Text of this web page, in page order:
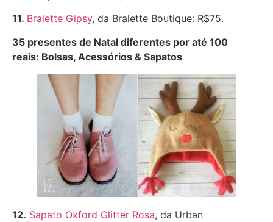
11. Bralette Gipsy, da Bralette Boutique: R$75.
35 presentes de Natal diferentes por até 100
reais: Bolsas, Acessórios & Sapatos
12. Sapato Oxford Glitter Rosa, da Urban